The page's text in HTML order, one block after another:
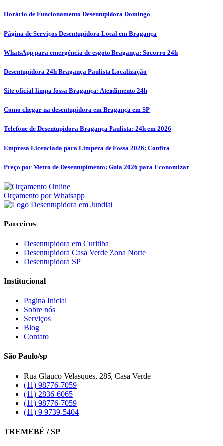
Horário de Funcionamento Desentupidora Domingo
Página de Serviços Desentupidora Local em Bragança
WhatsApp para emergência de esgoto Bragança: Socorro 24h
Desentupidora 24h Bragança Paulista Localização
Site oficial limpa fossa Bragança: Atendimento 24h
Como chegar na desentupidora em Bragança em SP
Telefone de Desentupidora Bragança Paulista: 24h em 2026
Empresa Licenciada para Limpeza de Fossa 2026: Confira
Preço por Metro de Desentupimento: Guia 2026 para Economizar
Orçamento por Whatsapp
Parceiros
Desentupidora em Curitiba
Desentupidora Casa Verde Zona Norte
Desentupidora SP
Institucional
Pagina Inicial
Sobre nós
Serviços
Blog
Contato
São Paulo/sp
Rua Glauco Velasques, 285, Casa Verde
(11) 98776-7059
(11) 2836-6065
(11) 98776-7059
(11) 9 9739-5404
TREMEBÉ / SP